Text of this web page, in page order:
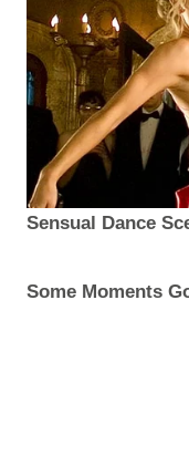
Sensual Dance
Some Moments